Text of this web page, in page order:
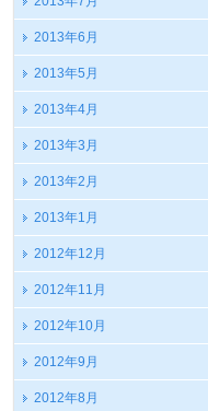
2013年6月
2013年5月
2013年4月
2013年3月
2013年2月
2013年1月
2012年12月
2012年11月
2012年10月
2012年9月
2012年8月